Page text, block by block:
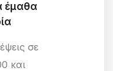
έμαθα
σε
και